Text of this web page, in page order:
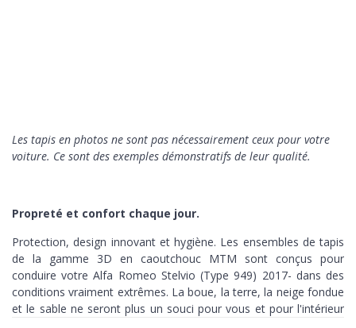
Les tapis en photos ne sont pas nécessairement ceux pour votre
voiture. Ce sont des exemples démonstratifs de leur qualité.
Propreté et confort chaque jour.
Protection, design innovant et hygiène. Les ensembles de tapis
de la gamme 3D en caoutchouc MTM sont conçus pour
conduire votre Alfa Romeo Stelvio (Type 949) 2017- dans des
conditions vraiment extrêmes. La boue, la terre, la neige fondue
et le sable ne seront plus un souci pour vous et pour l'intérieur